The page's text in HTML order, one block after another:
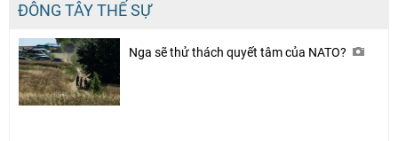
ĐÔNG TÂY THẾ SỰ
Nga sẽ thử thách quyết tâm của NATO?